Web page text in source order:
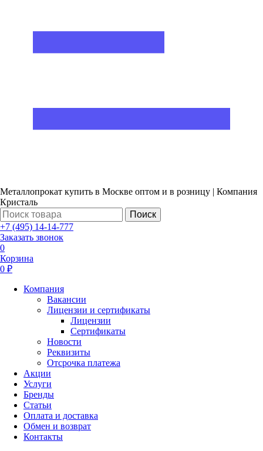
Металлопрокат купить в Москве оптом и в розницу | Компания
Кристаль
Поиск
+7 (495) 14-14-777
Заказать звонок
0
Корзина
0 ₽
Компания
Вакансии
Лицензии и сертификаты
Лицензии
Сертификаты
Новости
Реквизиты
Отсрочка платежа
Акции
Услуги
Бренды
Статьи
Оплата и доставка
Обмен и возврат
Контакты